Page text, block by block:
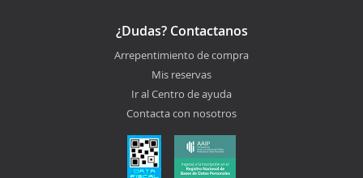
¿Dudas? Contactanos
Arrepentimiento de compra
Mis reservas
Ir al Centro de ayuda
Contacta con nosotros